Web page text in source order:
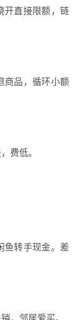
开直接限额，链
商品，循环小额
费低。
鱼转手现金。差
，邻居爱买。